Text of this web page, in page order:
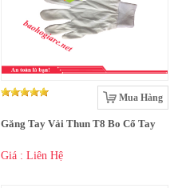
Mua Hàng
Găng Tay Vải Thun T8 Bo Cổ Tay
Giá : Liên Hệ